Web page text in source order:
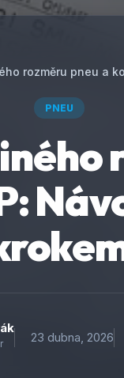
rozměru pneu a
PNEU
23 dubna, 2026